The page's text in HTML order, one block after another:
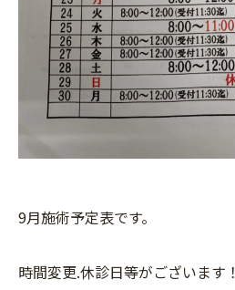
9月施術予定表です。
時間変更.休診日等がございます！